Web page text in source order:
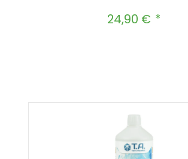
Regulärer Preis:
24,90 €